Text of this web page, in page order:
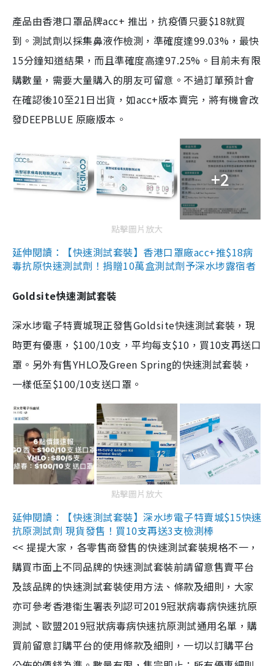
產品由香港口罩品牌acc+ 推出，抗疫價只要$18就買
到。測試劑以採集鼻液作檢測，準確度達99.03%，最快
15分鐘知道結果，而且準確度高達97.25%。目前未有限
購數量，需要大量購入的朋友可留意。不過訂單預計會
在確認後10至21日出貨，如acc+版本賣完，將有機會改
發DEEPBLUE 原廠版本。
+2
點擊圖片放大
延伸閱讀：【快速測試套裝】香港口罩廠acc+推$18病
毒抗原快速測試劑！捐贈10萬盒測試劑予深水埗露宿者
Goldsite快速測試套裝
深水埗電子特賣城現正發售Goldsite快速測試套裝，現
時更有優惠，$100/10支，平均每支$10，買10支再送口
罩。另外有售YHLO及Green Spring的快速測試套裝，
一樣低至$100/10支送口罩。
點擊圖片放大
延伸閱讀：【快速測試套裝】深水埗電子特賣城$15快速
抗原測試劑 現貨發售！買10支再送3支檢測棒
<< 提提大家，各零售商發售的快速測試套裝規格不一，
購買市面上不同品牌的快速測試套裝前請留意售賣平台
及該品牌的快速測試套裝使用方法、條款及細則，大家
亦可參考香港衞生署表列認可2019冠狀病毒病快速抗原
測試、歐盟2019冠狀病毒病快速抗原測試通用名單，購
買前留意訂購平台的使用條款及細則，一切以訂購平台